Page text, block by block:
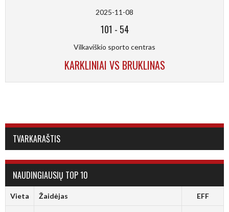
2025-11-08
101 - 54
Vilkaviškio sporto centras
KARKLINIAI VS BRUKLINAS
TVARKARAŠTIS
NAUDINGIAUSIŲ TOP 10
Vieta Žaidėjas EFF